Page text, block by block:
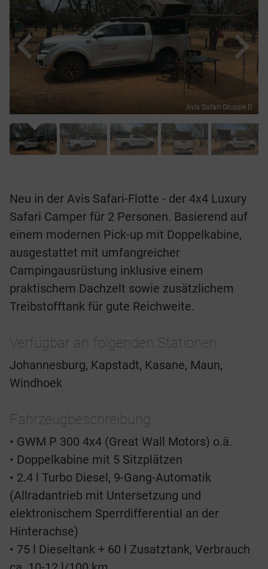
Avis Safari Gruppe D
Neu in der Avis Safari-Flotte - der 4x4 Luxury
Safari Camper für 2 Personen. Basierend auf
einem modernen Pick-up mit Doppelkabine,
ausgestattet mit umfangreicher
Campingausrüstung inklusive einem
praktischem Dachzelt sowie zusätzlichem
Treibstofftank für gute Reichweite.
Verfügbar an folgenden Stationen
Johannesburg, Kapstadt, Kasane, Maun,
Windhoek
Fahrzeugbeschreibung
• GWM P 300 4x4 (Great Wall Motors) o.ä.
• Doppelkabine mit 5 Sitzplätzen
• 2.4 l Turbo Diesel, 9-Gang-Automatik
(Allradantrieb mit Untersetzung und
elektronischem Sperrdifferential an der
Hinterachse)
• 75 l Dieseltank + 60 l Zusatztank, Verbrauch